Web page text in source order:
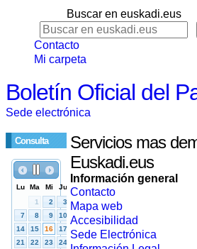
Buscar en euskadi.eus
Contacto
Mi carpeta
Boletín Oficial del
Sede electrónica
Consulta
Servicios mas
Euskadi.eus
Información general
Contacto
Mapa web
Accesibilidad
Sede Electrónica